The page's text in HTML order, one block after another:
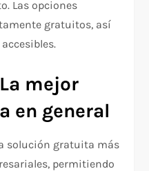
Las opciones
gratuitos, así
mejor
en general
solución gratuita más
permitiendo